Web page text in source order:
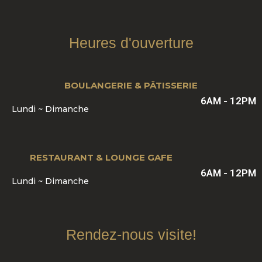
Heures d'ouverture
BOULANGERIE & PÂTISSERIE
Lundi ~ Dimanche
6AM - 12PM
RESTAURANT & LOUNGE GAFE
Lundi ~ Dimanche
6AM - 12PM
Rendez-nous visite!